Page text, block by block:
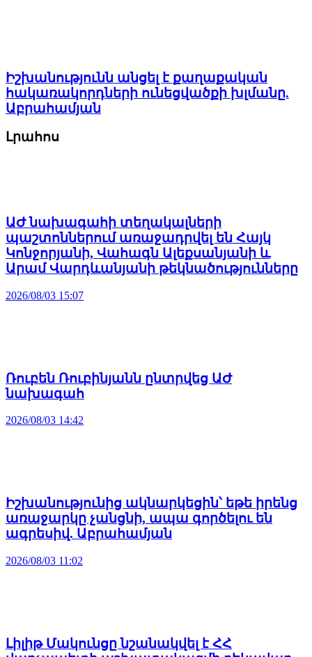
Իշխանությունն անցել է քաղաքական
հակառակորդների ունեցվածքի խլմանը.
Աբրահամյան
Լրահոս
ԱԺ նախագահի տեղակալների
պաշտոններում առաջադրվել են Հայկ
Կոնջորյանի, Վահագն Ալեքսանյանի և
Արամ Վարդևանյանի թեկնածությունները
2026/08/03 15:07
Ռուբեն Ռուբինյանն ընտրվեց ԱԺ
նախագահ
2026/08/03 14:42
Իշխանությունից ակնարկեցին՝ եթե իրենց
առաջարկը չանցնի, ապա գործելու են
ագրեսիվ. Աբրահամյան
2026/08/03 11:02
Լիլիթ Մակունցը նշանակվել է ՀՀ